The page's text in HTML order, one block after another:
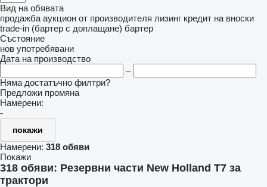
Вид на обявата
продажба аукцион от производителя лизинг кредит на вноски
trade-in (бартер с доплащане) бартер
Състояние
нов употребявани
Дата на производство
–
Няма достатъчно филтри?
Предложи промяна
Намерени:
-
покажи
Намерени: 318 обяви
Покажи
318 обяви: Резервни части New Holland T7 за
трактори